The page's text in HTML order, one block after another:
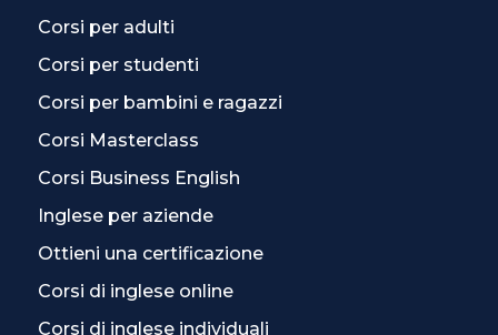
Corsi per adulti
Corsi per studenti
Corsi per bambini e ragazzi
Corsi Masterclass
Corsi Business English
Inglese per aziende
Ottieni una certificazione
Corsi di inglese online
Corsi di inglese individuali